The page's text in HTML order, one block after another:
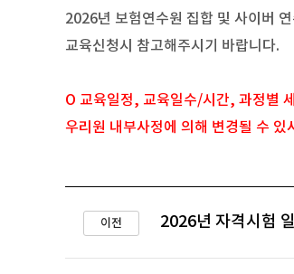
2026년 보험연수원 집합 및 사이버
교육신청시 참고해주시기 바랍니다.
O 교육일정, 교육일수/시간, 과정별
우리원 내부사정에 의해 변경될 수
이전 2026년 자격시험